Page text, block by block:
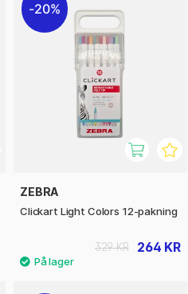
20%
ZEBRA
Clickart Light Colors 12-pakning
264 KR
329 KR